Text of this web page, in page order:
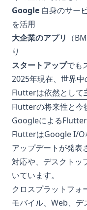
Google 自身のサー
を活用
大企業のアプリ （
り
スタートアップでも
2025年現在、世界
Flutterは依然として
Flutterの将来性と今
Googleによる
FlutterはGoogle I/O
アップデートが発
対応や、デスクトッ
いています。
クロスプラットフ
モバイル、Web、デ